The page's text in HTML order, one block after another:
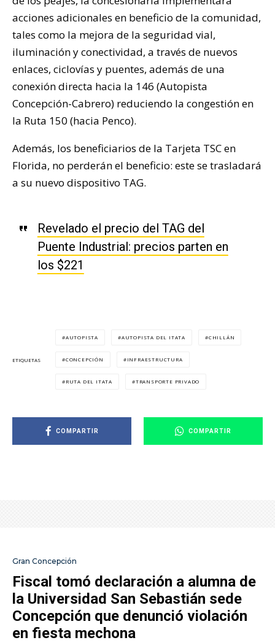
acciones adicionales en beneficio de la comunidad,
tales como la mejora de la seguridad vial,
iluminación y conectividad, a través de nuevos
enlaces, ciclovías y puentes, además de una
conexión directa hacia la 146 (Autopista
Concepción-Cabrero) reduciendo la congestión en
la Ruta 150 (hacia Penco).
Además, los beneficiarios de la Tarjeta TSC en
Florida, no perderán el beneficio: este se trasladará
a su nuevo dispositivo TAG.
Revelado el precio del TAG del
Puente Industrial: precios parten en
los $221
ETIQUETAS
AUTOPISTA AUTOPISTA DEL ITATA CHILLÁN
CONCEPCIÓN INFRAESTRUCTURA
RUTA DEL ITATA TRANSPORTE PRIVADO
COMPARTIR COMPARTIR
Gran Concepción
Fiscal tomó declaración a alumna de
la Universidad San Sebastián sede
Concepción que denunció violación
en fiesta mechona